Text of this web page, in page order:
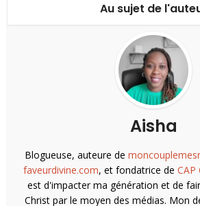
Au sujet de
Aisha
Blogueuse, auteure de
faveurdivine.com, et fondatrice de CAP
est d'impacter ma génération et de
Christ par le moyen des médias. Mon